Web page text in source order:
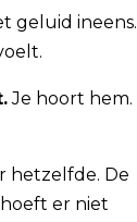
geluid ineens.
Je hoort hem.
hetzelfde. De
er niet